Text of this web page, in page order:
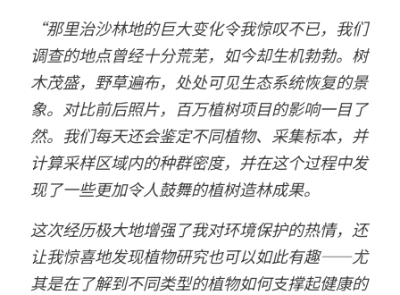
“那里治沙林地的巨大变化令我惊叹不已，我们
调查的地点曾经十分荒芜，如今却生机勃勃。树
木茂盛，野草遍布，处处可见生态系统恢复的景
象。对比前后照片，百万植树项目的影响一目了
然。我们每天还会鉴定不同植物、采集标本，并
计算采样区域内的种群密度，并在这个过程中发
现了一些更加令人鼓舞的植树造林成果。
这次经历极大地增强了我对环境保护的热情，还
让我惊喜地发现植物研究也可以如此有趣——尤
其是在了解到不同类型的植物如何支撑起健康的